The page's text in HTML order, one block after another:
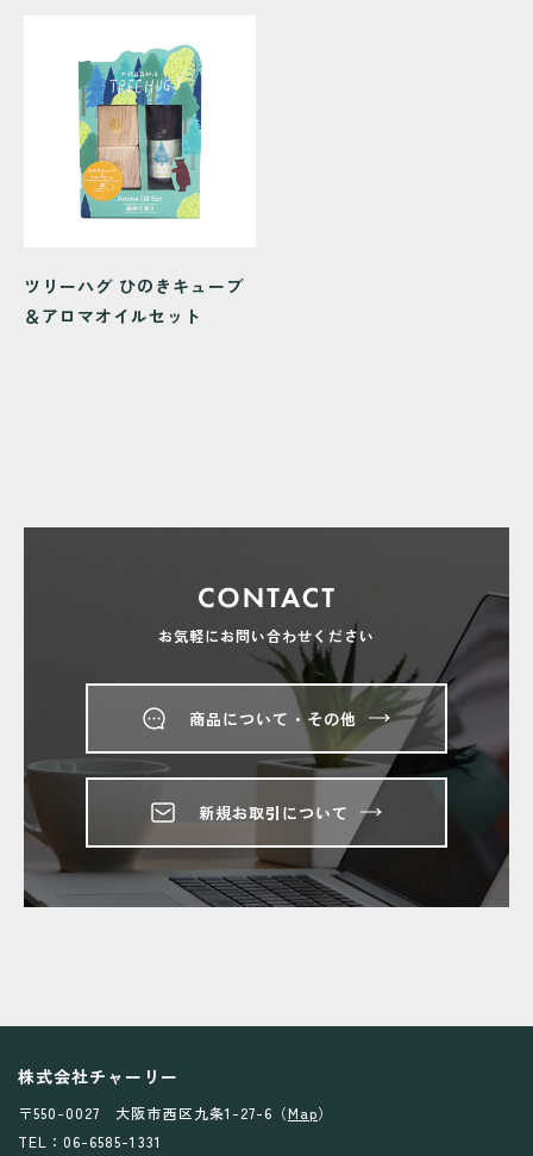
ツリーハグ ひのきキューブ
＆アロマオイルセット
お気軽にお問い合わせください
商品について・その他
新規お取引について
株式会社チャーリー
〒550-0027 大阪市西区九条1-27-6（Map）
TEL：06-6585-1331